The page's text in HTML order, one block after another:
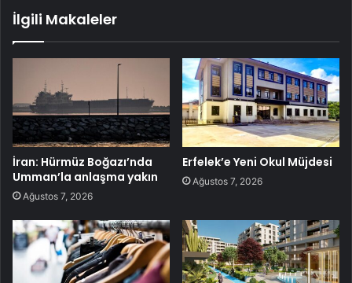
İlgili Makaleler
İran: Hürmüz Boğazı’nda
Umman’la anlaşma yakın
Ağustos 7, 2026
Erfelek’e Yeni Okul Müjdesi
Ağustos 7, 2026